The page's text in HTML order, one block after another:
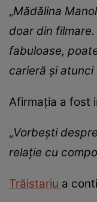
„Mădălina
doar din
fabuloase,
carieră și
Afirmația a fost
„Vorbești
relație cu
Trăistariu a